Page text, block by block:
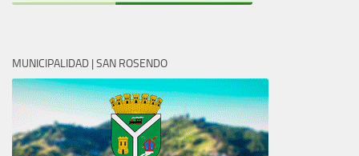
MUNICIPALIDAD | SAN ROSENDO